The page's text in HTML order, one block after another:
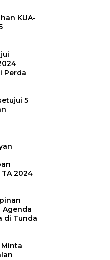
KUA-
Perda
5
TA 2024
Agenda
di Tunda
Minta